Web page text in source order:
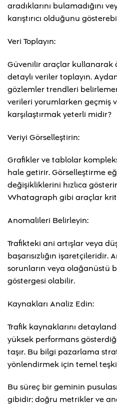
aradıklarını bulamadığını
karıştırıcı olduğunu
Veri Toplayın:
Güvenilir araçlar kullanarak
detaylı veriler toplayın.
gözlemler trendleri
verileri yorumlarken geçmiş
karşılaştırmak yeterli midir?
Veriyi Görselleştirin:
Grafikler ve tablolar
hale getirir. Görselleştirme
değişikliklerini hızlıca
Whatagraph gibi araçlar
Anomalileri Belirleyin:
Trafikteki ani artışlar veya
başarısızlığın
sorunların veya olağanüstü
göstergesi olabilir.
Kaynakları Analiz Edin:
Trafik kaynaklarını
yüksek performans
taşır. Bu bilgi pazarlama
yönlendirmek için temel
Bu süreç bir geminin
gibidir; doğru metrikler ve